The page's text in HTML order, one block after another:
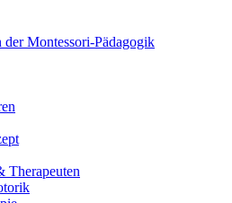
Montessori-Pädagogik
Therapeuten